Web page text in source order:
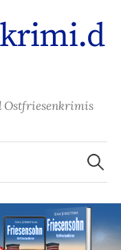
Ostfriesenkrimis
Suchen
nach: